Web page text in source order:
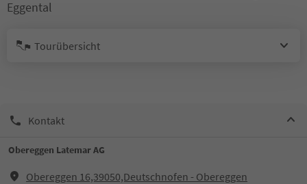
Eggental
Tourübersicht
Kontakt
Obereggen Latemar AG
Obereggen 16,39050,Deutschnofen - Obereggen